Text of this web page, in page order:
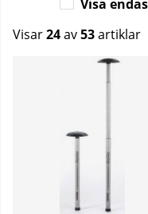
Visa
Visar24av53artiklar